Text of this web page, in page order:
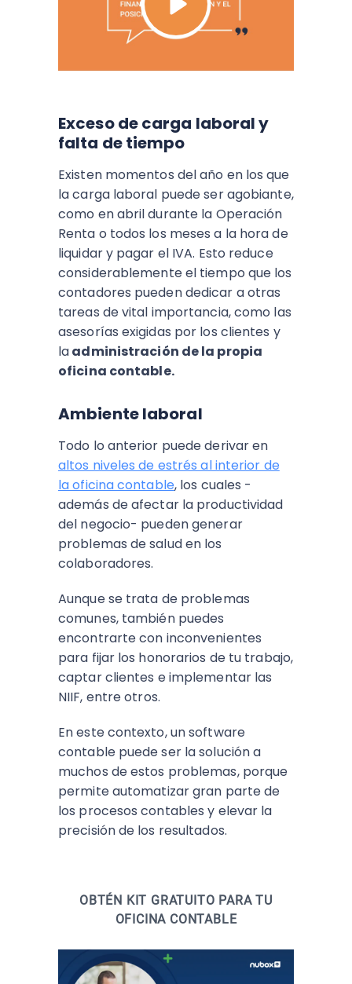
Exceso de carga laboral y
falta de tiempo
Existen momentos del año en los que
la carga laboral puede ser agobiante,
como en abril durante la Operación
Renta o todos los meses a la hora de
liquidar y pagar el IVA. Esto reduce
considerablemente el tiempo que los
contadores pueden dedicar a otras
tareas de vital importancia, como las
asesorías exigidas por los clientes y
laadministración de la propia
oficina contable.
Ambiente laboral
Todo lo anterior puede derivar en
altos niveles de estrés al interior de
la oficina contable, los cuales -
además de afectar la productividad
del negocio- pueden generar
problemas de salud en los
colaboradores.
Aunque se trata de problemas
comunes, también puedes
encontrarte con inconvenientes
para fijar los honorarios de tu trabajo,
captar clientes e implementar las
NIIF, entre otros.
En este contexto, un software
contable puede ser la solución a
muchos de estos problemas, porque
permite automatizar gran parte de
los procesos contables y elevar la
precisión de los resultados.
OBTÉN KIT GRATUITO PARA TU
OFICINA CONTABLE